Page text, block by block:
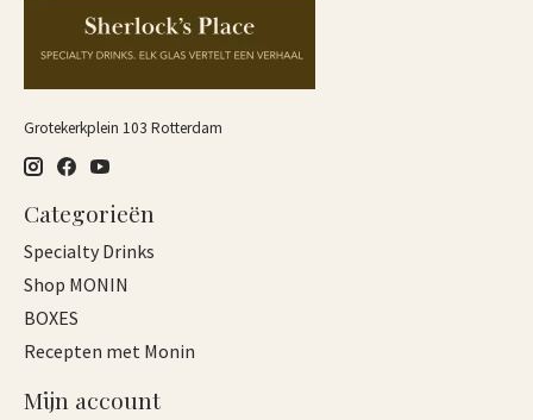
Grotekerkplein 103 Rotterdam
Categorieën
Specialty Drinks
Shop MONIN
BOXES
Recepten met Monin
Mijn account